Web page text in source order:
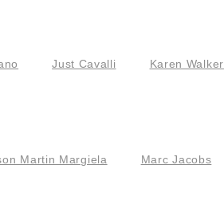
Just Cavalli Karen Walker
Martin Margiela Marc Jacobs